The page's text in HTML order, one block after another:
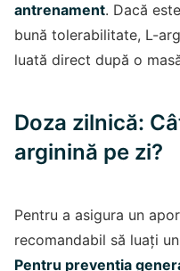
antrenament. Dacă
bună tolerabilitate, L-
luată direct după o
Doza zilnică:
arginină pe zi?
Pentru a asigura un
recomandabil să luați
Pentru prevenția